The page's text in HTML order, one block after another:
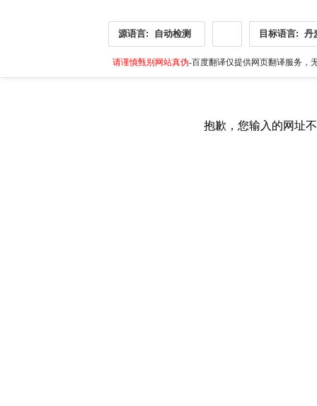
源语言: 自动检测 目标语言: 丹
请谨慎甄别网站真伪-百度翻译仅提供网页翻译服务，